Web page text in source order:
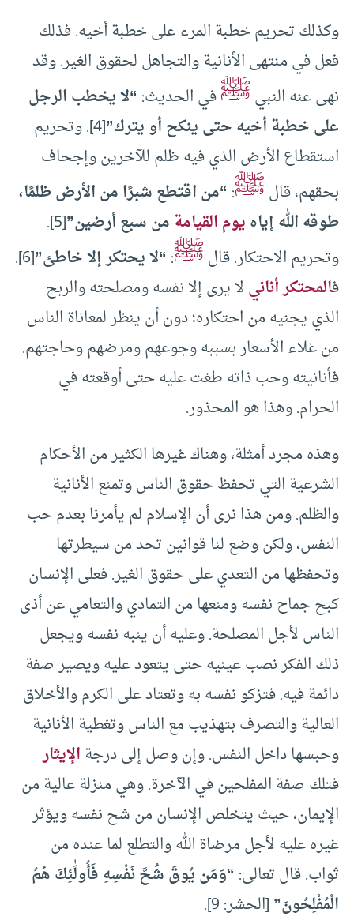
وكذلك تحريم خطبة المرء على خطبة أخيه. فذلك
فعل في منتهى الأنانية والتجاهل لحقوق الغير. وقد
نهى عنه النبيﷺفي الحديث: “لا يخطب الرجل
على خطبة أخيه حتى ينكح أو يترك” [4]. وتحريم
استقطاع الأرض الذي فيه ظلم للآخرين وإجحاف
بحقهم، قالﷺ: “من اقتطع شبرًا من الأرض ظلمًا،
طوقه الله إياهيوم القيامةمن سبع أرضين” [5].
وتحريم الاحتكار. قالﷺ: “لا يحتكر إلا خاطئ” [6].
فالمحتكر أنانيلا يرى إلا نفسه ومصلحته والربح
الذي يجنيه من احتكاره؛ دون أن ينظر لمعاناة الناس
من غلاء الأسعار بسببه وجوعهم ومرضهم وحاجتهم.
فأنانيته وحب ذاته طغت عليه حتى أوقعته في
الحرام. وهذا هو المحذور.
وهذه مجرد أمثلة، وهناك غيرها الكثير من الأحكام
الشرعية التي تحفظ حقوق الناس وتمنع الأنانية
والظلم. ومن هذا نرى أن الإسلام لم يأمرنا بعدم حب
النفس، ولكن وضع لنا قوانين تحد من سيطرتها
وتحفظها من التعدي على حقوق الغير. فعلى الإنسان
كبح جماح نفسه ومنعها من التمادي والتعامي عن أذى
الناس لأجل المصلحة. وعليه أن ينبه نفسه ويجعل
ذلك الفكر نصب عينيه حتى يتعود عليه ويصير صفة
دائمة فيه. فتزكو نفسه به وتعتاد على الكرم والأخلاق
العالية والتصرف بتهذيب مع الناس وتغطية الأنانية
وحبسها داخل النفس. وإن وصل إلى درجةالإيثار
فتلك صفة المفلحين في الآخرة. وهي منزلة عالية من
الإيمان، حيث يتخلص الإنسان من شح نفسه ويؤثر
غيره عليه لأجل مرضاة الله والتطلع لما عنده من
ثواب. قال تعالى: “وَمَن يُوقَ شُحَّ نَفْسِهِ فَأُولَٰئِكَ هُمُ
الْمُفْلِحُونَ”[الحشر: 9].